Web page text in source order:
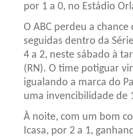
por 1 a 0, no Estádio
O ABC perdeu a
seguidas dentro da
4 a 2, neste sábado à
(RN). O time potiguar
igualando a marca do
uma invencibilidade de
À noite, com um bom
Icasa, por 2 a 1,